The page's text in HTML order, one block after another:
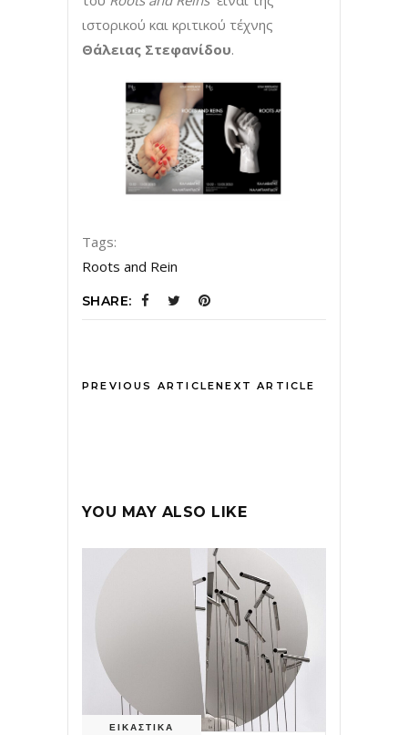
ιστορικού και κριτικού τέχνης
Θάλειας Στεφανίδου.
Tags:
Roots and Rein
SHARE:
PREVIOUS ARTICLENEXT ARTICLE
YOU MAY ALSO LIKE
ΕΙΚΑΣΤΙΚΑ